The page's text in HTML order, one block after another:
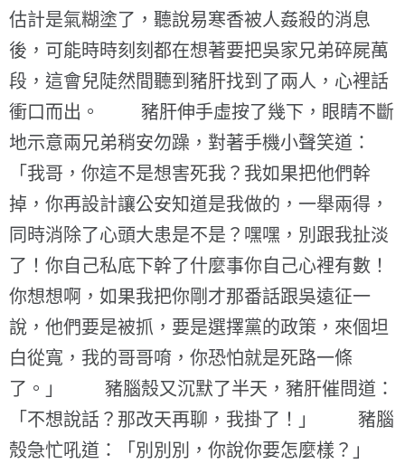
估計是氣糊塗了，聽說易寒香被人姦殺的消息
後，可能時時刻刻都在想著要把吳家兄弟碎屍萬
段，這會兒陡然間聽到豬肝找到了兩人，心裡話
衝口而出。 豬肝伸手虛按了幾下，眼睛不斷
地示意兩兄弟稍安勿躁，對著手機小聲笑道：
「我哥，你這不是想害死我？我如果把他們幹
掉，你再設計讓公安知道是我做的，一舉兩得，
同時消除了心頭大患是不是？嘿嘿，別跟我扯淡
了！你自己私底下幹了什麼事你自己心裡有數！
你想想啊，如果我把你剛才那番話跟吳遠征一
說，他們要是被抓，要是選擇黨的政策，來個坦
白從寬，我的哥哥唷，你恐怕就是死路一條
了。」 豬腦殼又沉默了半天，豬肝催問道：
「不想說話？那改天再聊，我掛了！」 豬腦
殼急忙吼道：「別別別，你說你要怎麼樣？」